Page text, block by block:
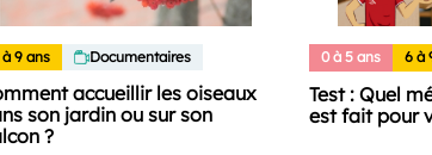
9 ans Documentaires
accueillir les oiseaux
son jardin ou sur son
?
0 à 5 ans 6 à
Test : Quel
est fait pour